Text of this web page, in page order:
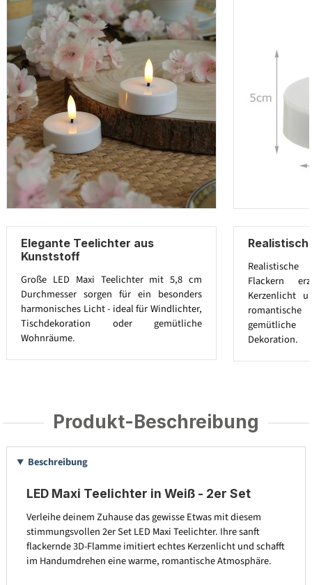
Elegante Teelichter aus
Kunststoff
Große LED Maxi Teelichter mit 5,8 cm
Durchmesser sorgen für ein besonders
harmonisches Licht - ideal für Windlichter,
Tischdekoration oder gemütliche
Wohnräume.
Realistische
Flackern
Kerzenlicht
romantische
Dekoration.
Produkt-Beschreibung
Beschreibung
LED Maxi Teelichter in Weiß - 2er Set
Verleihe deinem Zuhause das gewisse Etwas mit diesem
stimmungsvollen 2er Set LED Maxi Teelichter. Ihre sanft
flackernde 3D-Flamme imitiert echtes Kerzenlicht und schafft
im Handumdrehen eine warme, romantische Atmosphäre.